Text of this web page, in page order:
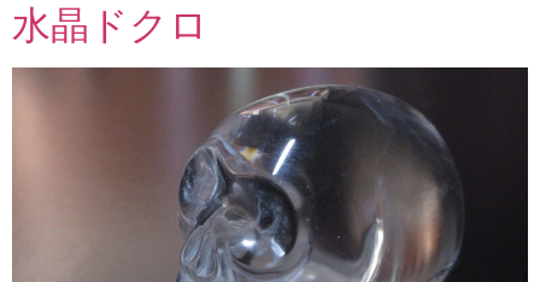
水晶ドクロ